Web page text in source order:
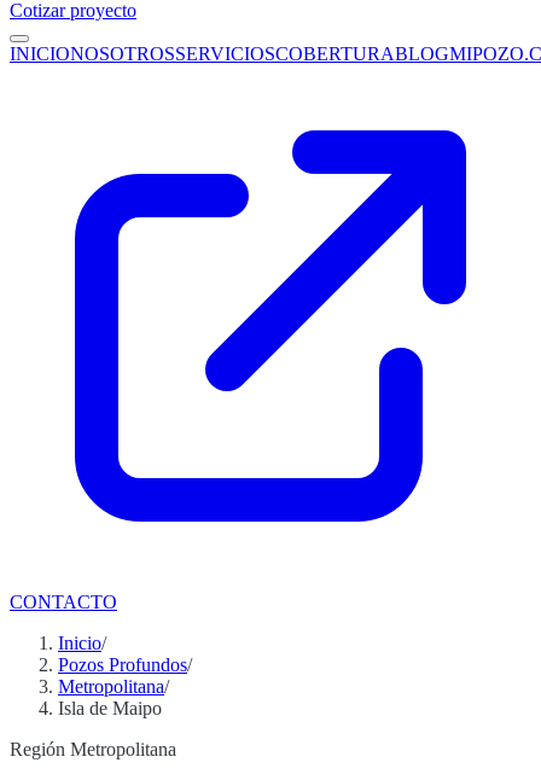
Cotizar proyecto
INICIONOSOTROSSERVICIOSCOBERTURABLOG
CONTACTO
Inicio/
Pozos Profundos/
Metropolitana/
Isla de Maipo
Región Metropolitana